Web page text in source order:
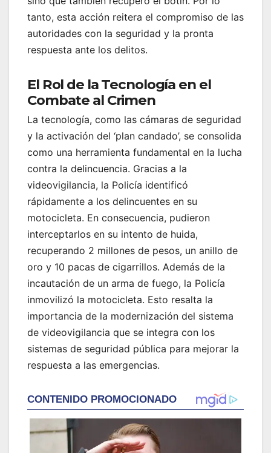
tanto, esta acción reitera el compromiso de las
autoridades con la seguridad y la pronta
respuesta ante los delitos.
El Rol de la Tecnología en el
Combate al Crimen
La tecnología, como las cámaras de seguridad
y la activación del ‘plan candado’, se consolida
como una herramienta fundamental en la lucha
contra la delincuencia. Gracias a la
videovigilancia, la Policía identificó
rápidamente a los delincuentes en su
motocicleta. En consecuencia, pudieron
interceptarlos en su intento de huida,
recuperando 2 millones de pesos, un anillo de
oro y 10 pacas de cigarrillos. Además de la
incautación de un arma de fuego, la Policía
inmovilizó la motocicleta. Esto resalta la
importancia de la modernización del sistema
de videovigilancia que se integra con los
sistemas de seguridad pública para mejorar la
respuesta a las emergencias.